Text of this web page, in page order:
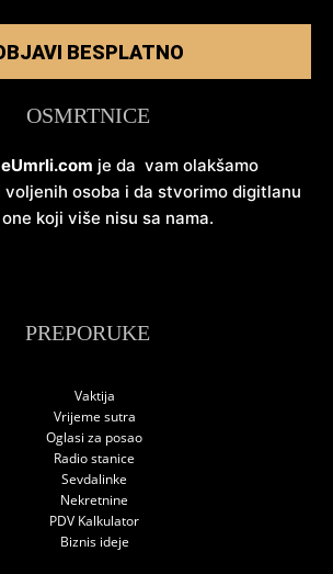
BESPLATNO
OSMRTNICE
eUmrli.com je da vam olakšamo
osoba i da stvorimo digitlanu
koji više nisu sa nama.
PREPORUKE
Vaktija
Vrijeme sutra
Oglasi za posao
Radio stanice
Sevdalinke
Nekretnine
PDV Kalkulator
Biznis ideje